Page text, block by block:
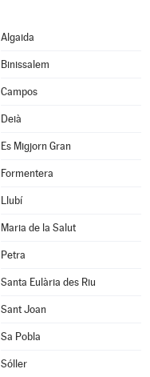
Algaida
Binissalem
Campos
Deià
Es Migjorn Gran
Formentera
Llubí
Maria de la Salut
Petra
Santa Eulària des Riu
Sant Joan
Sa Pobla
Sóller